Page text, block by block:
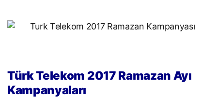
Türk Telekom 2017 Ramazan Ayı
Kampanyaları